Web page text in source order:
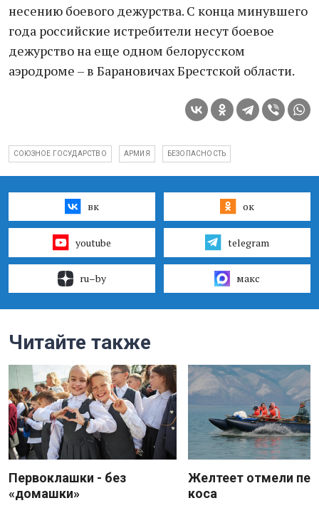
несению боевого дежурства. С конца минувшего
года российские истребители несут боевое
дежурство на еще одном белорусском
аэродроме – в Барановичах Брестской области.
СОЮЗНОЕ ГОСУДАРСТВО АРМИЯ БЕЗОПАСНОСТЬ
вк ок
youtube telegram
ru–by макс
Читайте также
Первоклашки - без
«домашки»
Желтеет отмели
коса